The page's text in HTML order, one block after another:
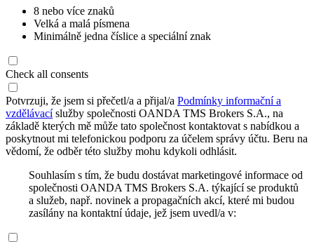
8 nebo více znaků
Velká a malá písmena
Minimálně jedna číslice a speciální znak
Check all consents
Potvrzuji, že jsem si přečetl/a a přijal/a Podmínky informační a
vzdělávacíslužby společnosti OANDA TMS Brokers S.A., na
základě kterých mě může tato společnost kontaktovat s nabídkou a
poskytnout mi telefonickou podporu za účelem správy účtu. Beru na
vědomí, že odběr této služby mohu kdykoli odhlásit.
Souhlasím s tím, že budu dostávat marketingové informace od
společnosti OANDA TMS Brokers S.A. týkající se produktů
a služeb, např. novinek a propagačních akcí, které mi budou
zasílány na kontaktní údaje, jež jsem uvedl/a v: